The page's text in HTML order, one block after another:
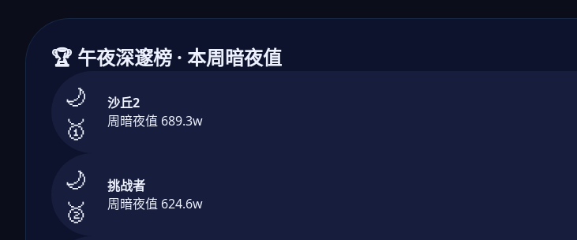
🏆 午夜深邃榜 · 本周暗夜值
🌙
🥇
沙丘2
周暗夜值 689.3w
🌙
🥈
挑战者
周暗夜值 624.6w